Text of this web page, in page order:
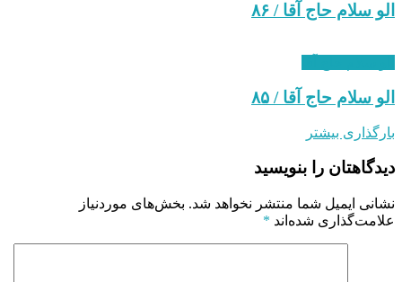
الو سلام حاج آقا / ۸۶
الو سلام حاج آقا / ۸۵
بارگذاری بیشتر
دیدگاهتان را بنویسید
نشانی ایمیل شما منتشر نخواهد شد. بخش‌های موردنیاز
علامت‌گذاری شده‌اند *